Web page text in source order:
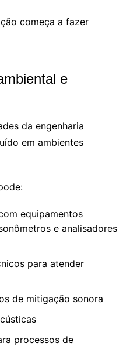
começa a fazer
e
da engenharia
em ambientes
equipamentos
e analisadores
para atender
de mitigação sonora
processos de